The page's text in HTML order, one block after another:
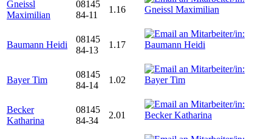
Gneissl
Maximilian
08145
84-11
1.16
Baumann Heidi
08145
84-13
1.17
Bayer Tim
08145
84-14
1.02
Becker
Katharina
08145
84-34
2.01